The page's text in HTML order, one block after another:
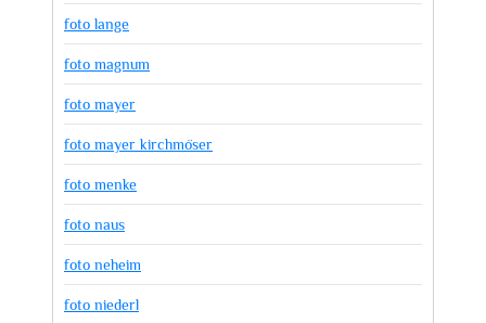
foto lange
foto magnum
foto mayer
foto mayer kirchmöser
foto menke
foto naus
foto neheim
foto niederl